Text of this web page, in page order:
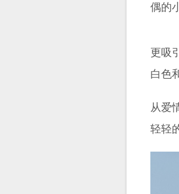
偶的
更吸
白色
从爱
轻轻